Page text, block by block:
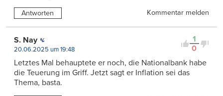
Antworten Kommentar melden
1
0
S. Nay
20.06.2025 um 19:48
Letztes Mal behauptete er noch, die Nationalbank habe
die Teuerung im Griff. Jetzt sagt er Inflation sei das
Thema, basta.